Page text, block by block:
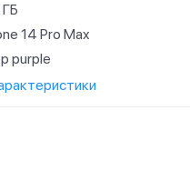
14 Pro Max
purple